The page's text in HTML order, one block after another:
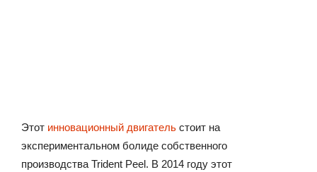
Этот инновационный двигатель стоит на
экспериментальном болиде собственного
производства Trident Peel. В 2014 году этот